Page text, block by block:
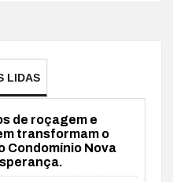
LIDAS
de roçagem e
transformam o
Condomínio Nova